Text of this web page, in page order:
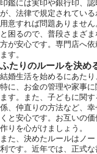
印鑑には実印や銀行印、
が、法律で規定されてい
用意すれば問題ありませ
と困るので、普段さまざ
方が安心です。専門店へ
ます。
ふたりのルールを決め
結婚生活を始めるにあた
特に、お金の管理や家事
ます。また、子どもに関
係、仲直りの方法など、
くと安心です。お互いの
作りを心がけましょう。
また、決めたルールはノ
利です。近年では、正式